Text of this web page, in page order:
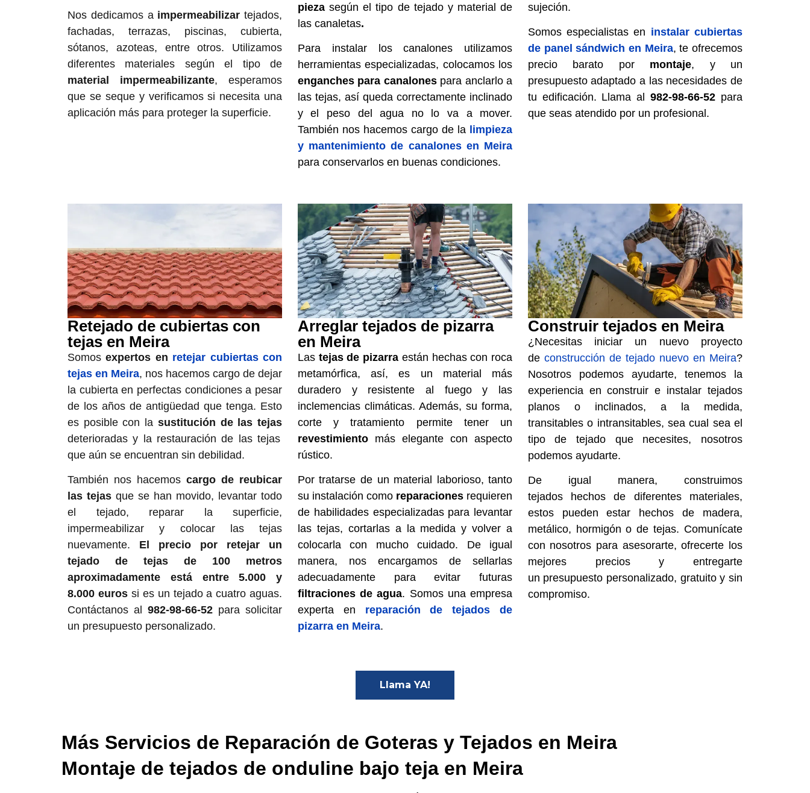
Nos dedicamos a impermeabilizar tejados,
fachadas, terrazas, piscinas, cubierta,
sótanos, azoteas,
entre otros. Utilizamos
diferentes materiales según el tipo de
material impermeabilizante, esperamos
que se seque y verificamos si necesita una
aplicación más para proteger la superficie.
piezasegún el tipo de tejado y material de
las canaletas.
Para instalar los canalones utilizamos
herramientas especializadas, colocamos los
enganches para canalonespara anclarlo a
las tejas, así queda correctamente inclinado
y el peso del agua no lo va a mover.
También nos hacemos cargo de la limpieza
y mantenimiento de canalones en Meira
para conservarlos en buenas condiciones.
sujeción.
Somos especialistas en instalar cubiertas
de panel sándwich en Meira, te ofrecemos
precio barato por montaje, y un
presupuesto adaptado a las necesidades de
tu edificación. Llama al982-98-66-52 para
que seas atendido por un profesional.
Retejado de cubiertas con
tejas en Meira
Somosexpertos en retejar cubiertas con
tejas en Meira, nos hacemos cargo de dejar
la cubierta en perfectas condiciones a pesar
de los años de antigüedad que tenga. Esto
es posible con la sustitución de las tejas
deterioradas y la restauración de las tejas
que aún se encuentran sin debilidad.
También nos hacemoscargo de reubicar
las tejas que se han movido, levantar todo
el tejado, reparar la superficie,
impermeabilizar y colocar las tejas
nuevamente. El precio por retejar un
tejado de tejas de 100 metros
aproximadamente está entre 5.000 y
8.000 eurossi es un tejado a cuatro aguas.
Contáctanos al982-98-66-52 para solicitar
un presupuesto personalizado.
Arreglar tejados de pizarra
en Meira
Las tejas de pizarra están hechas con roca
metamórfica, así, es un material más
duradero y resistente al fuego y las
inclemencias climáticas. Además, su forma,
corte y tratamiento permite tener un
revestimientomás elegante con aspecto
rústico.
Por tratarse de un material laborioso, tanto
su instalación como reparaciones requieren
de habilidades especializadas para levantar
las tejas, cortarlas a la medida y volver a
colocarla con mucho cuidado. De igual
manera, nos encargamos de sellarlas
adecuadamente para evitar futuras
filtraciones de agua. Somos una empresa
experta en reparación de tejados de
pizarra en Meira.
Construir tejados en Meira
¿Necesitas iniciar un nuevo proyecto
de construcción de tejado nuevo en Meira?
Nosotros podemos ayudarte, tenemos la
experiencia en construir e instalar tejados
planos o inclinados, a la medida,
transitables o intransitables, sea cual sea el
tipo de tejado que necesites, nosotros
podemos ayudarte.
De igual manera, construimos
tejadoshechos de diferentes materiales,
estos pueden estar hechos de madera,
metálico, hormigón o de tejas. Comunícate
con nosotros para asesorarte, ofrecerte los
mejores precios y entregarte
un presupuesto personalizado, gratuito y sin
compromiso.
Llama YA!
Más Servicios de Reparación de Goteras y Tejados en Meira
Montaje de tejados de onduline bajo teja en Meira